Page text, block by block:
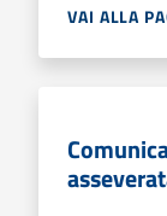
VAI ALLA